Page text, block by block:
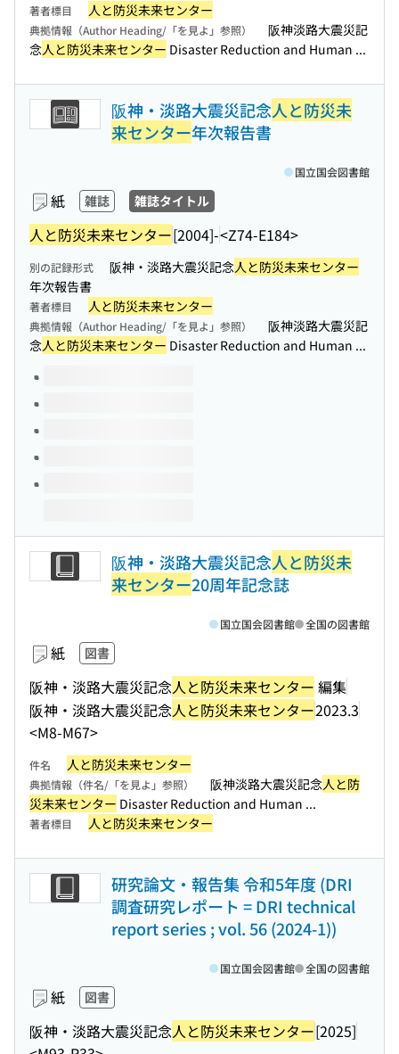
著者標目 人と防災未来センター
典拠情報（Author Heading/「を見よ」参照）
阪神淡路大震災記
念人と防災未来センター Disaster Reduction and Human ...
阪神・淡路大震災記念人と防災未
来センター年次報告書
紙 雑誌 雑誌タイトル
人と防災未来センター[2004]-<Z74-E184>
国立国会図書館
別の記録形式 阪神・淡路大震災記念人と防災未来センター
年次報告書
著者標目 人と防災未来センター
典拠情報（Author Heading/「を見よ」参照）
阪神淡路大震災記
念人と防災未来センター Disaster Reduction and Human ...
このタイトルの巻号
阪神・淡路大震災記念人と防災未
来センター20周年記念誌
紙 図書
阪神・淡路大震災記念人と防災未来センター 編集
阪神・淡路大震災記念人と防災未来センター2023.3
<M8-M67>
国立国会図書館 全国の図書館
件名 人と防災未来センター
典拠情報（件名/「を見よ」参照） 阪神淡路大震災記念人と防
災未来センター Disaster Reduction and Human ...
著者標目 人と防災未来センター
研究論文・報告集 令和5年度 (DRI
調査研究レポート = DRI technical
report series ; vol. 56 (2024-1))
紙 図書
阪神・淡路大震災記念人と防災未来センター[2025]
国立国会図書館 全国の図書館